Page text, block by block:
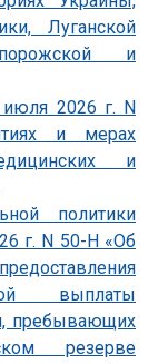
Луганской
и
2026 г. N
и мерах
и
политики
г. N 50-Н «Об
выплаты
пребывающих
резерве